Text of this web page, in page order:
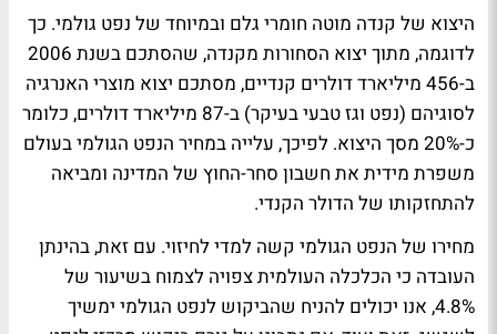
היצוא של קנדה מוטה חומרי גלם ובמיוחד של נפט גולמי. כך
לדוגמה, מתוך יצוא הסחורות מקנדה, שהסתכם בשנת 2006
ב-456 מיליארד דולרים קנדיים, מסתכם יצוא מוצרי האנרגיה
לסוגיהם (נפט וגז טבעי בעיקר) ב-87 מיליארד דולרים, כלומר
כ-20% מסך היצוא. לפיכך, עלייה במחיר הנפט הגולמי בעולם
משפרת מידית את חשבון סחר-החוץ של המדינה ומביאה
להתחזקותו של הדולר הקנדי.
מחירו של הנפט הגולמי קשה למדי לחיזוי. עם זאת, בהינתן
העובדה כי הכלכלה העולמית צפויה לצמוח בשיעור של
4.8%, אנו יכולים להניח שהביקוש לנפט הגולמי ימשיך